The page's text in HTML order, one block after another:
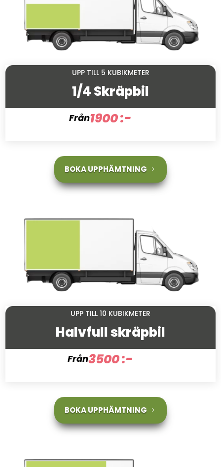
UPP TILL 5 KUBIKMETER
1/4 Skräpbil
Från1900 :-
BOKA UPPHÄMTNING
UPP TILL 10 KUBIKMETER
Halvfull skräpbil
Från3500 :-
BOKA UPPHÄMTNING